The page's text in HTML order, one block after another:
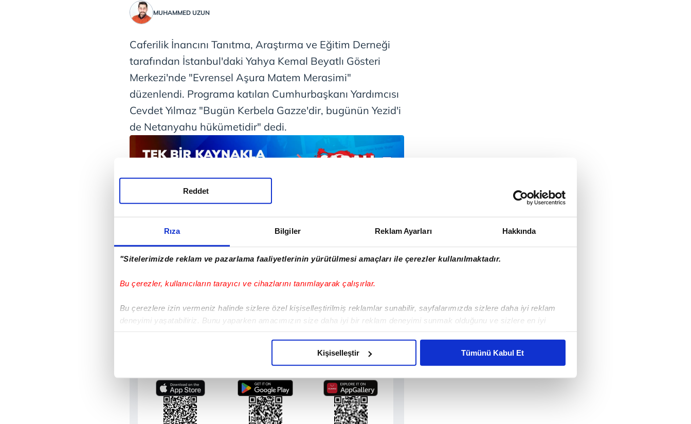
Rıza Bilgiler Reklam Ayarları Hakkında
"Sitelerimizde reklam ve pazarlama faaliyetlerinin yürütülmesi amaçları ile çerezler kullanılmaktadır.
Bu çerezler, kullanıcıların tarayıcı ve cihazlarını tanımlayarak çalışırlar.
Bu çerezlere izin vermeniz halinde sizlere özel kişiselleştirilmiş reklamlar sunabilir, sayfalarımızda sizlere daha iyi reklam
deneyimi yaşatabiliriz. Bunu yaparken amacımızın size daha iyi bir reklam deneyimi sunmak olduğunu ve sizlere en iyi
Sizlere daha iyi bir hizmet sunabilmek için İnternet Sitemizde kendimize ve üçüncü kişilere ait çerezler kullanılmaktadır. Bu
çerezler vasıtasıyla çeşitli kişisel verileriniz işlenmekte olup gerekli olan çerezler bilgi toplumu hizmetlerinin sunulması
amacıyla kullanılmaktadır. Diğer çerezler, sitemizin daha işlevsel kılınması ve kişiselleştirilmesi ve sizlere yönelik
Reddet
Kişiselleştir Tümünü Kabul Et
MUHAMMED UZUN
Caferilik İnancını Tanıtma, Araştırma ve Eğitim Derneği
tarafından İstanbul'daki Yahya Kemal Beyatlı Gösteri
Merkezi'nde "Evrensel Aşura Matem Merasimi"
düzenlendi. Programa katılan Cumhurbaşkanı Yardımcısı
Cevdet Yılmaz "Bugün Kerbela Gazze'dir, bugünün Yezid'i
de Netanyahu hükümetidir" dedi.
Haber Girişi
Sabah.com.tr Uygulamamızı İndirin
Uygulamalara Özel Ayrıcalıkları Keşfedin!